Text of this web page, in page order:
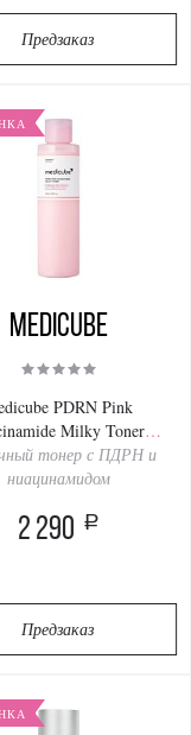
Предзаказ
Medicube
PDRN Pink
Milky Toner
150ml
тонер с ПДРН и
ниацинамидом
2 290 a
Предзаказ